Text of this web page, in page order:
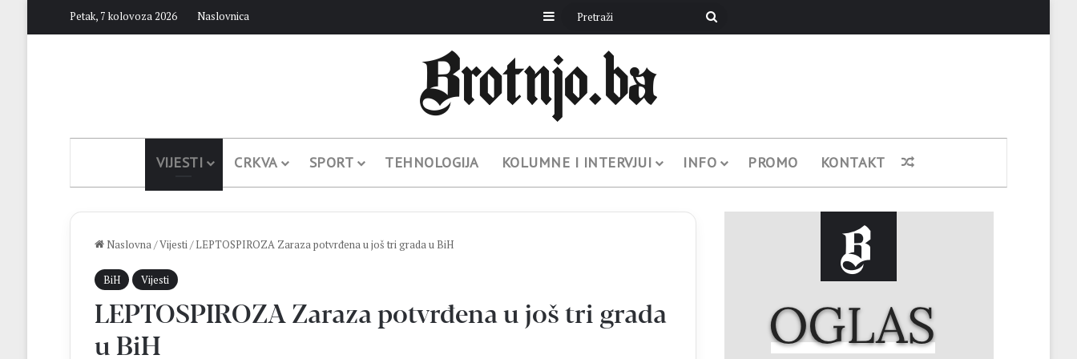
Petak, 7 kolovoza 2026 Naslovnica Sidebar Pretraži
VIJESTI CRKVA SPORT TEHNOLOGIJA KOLUMNE I INTERVJUI INFO PROMO KONTAKT Nasumični članak
Naslovna/Vijesti/ LEPTOSPIROZA Zaraza potvrđena u još tri grada u BiH
BiH Vijesti
LEPTOSPIROZA Zaraza potvrđena u još tri grada
u BiH